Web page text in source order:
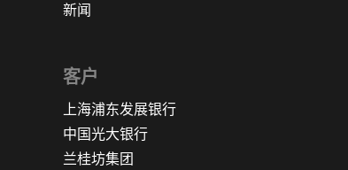
新闻
客户
上海浦东发展银行
中国光大银行
兰桂坊集团